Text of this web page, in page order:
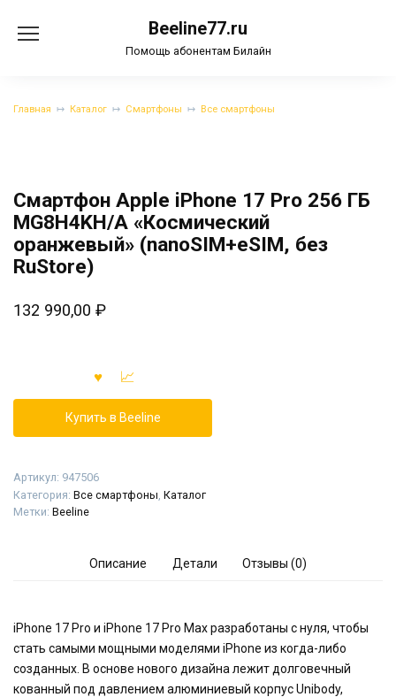
содержанию
Beeline77.ru
Помощь абонентам Билайн
Главная Каталог Смартфоны Все смартфоны
Смартфон Apple iPhone 17 Pro 256 ГБ
MG8H4KH/A «Космический
оранжевый» (nanoSIM+eSIM, без
RuStore)
132 990,00 ₽
Купить в Beeline
Артикул: 947506
Категория: Все смартфоны Каталог
Метки: Beeline
Описание Детали Отзывы (0)
iPhone 17 Pro и iPhone 17 Pro Max разработаны с нуля, чтобы
стать самыми мощными моделями iPhone из когда-либо
созданных. В основе нового дизайна лежит долговечный
кованный под давлением алюминиевый корпус Unibody,